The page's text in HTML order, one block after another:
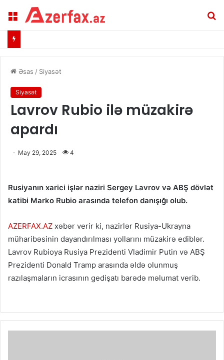
Menu
Əsas / Siyasət
Siyasət
Lavrov Rubio ilə müzakirə
apardı
May 29, 2025 4
Rusiyanın xarici işlər naziri Sergey Lavrov və ABŞ dövlət
katibi Marko Rubio arasında telefon danışığı olub.
AZERFAX.AZ xəbər verir ki, nazirlər Rusiya-Ukrayna
müharibəsinin dayandırılması yollarını müzakirə ediblər.
Lavrov Rubioya Rusiya Prezidenti Vladimir Putin və ABŞ
Prezidenti Donald Tramp arasında əldə olunmuş
razılaşmaların icrasının gedişatı barədə məlumat verib.